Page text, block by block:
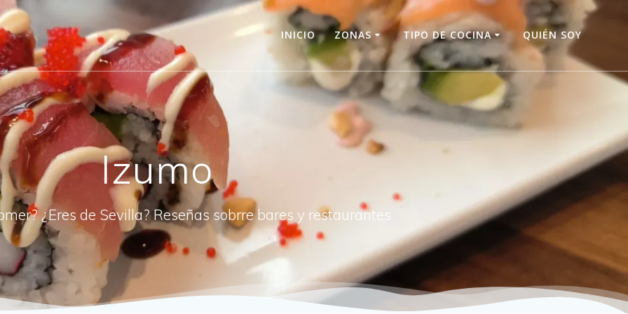
INICIO ZONAS TIPO DE COCINA QUIÉN SOY
Izumo
¿Eres de Sevilla? Reseñas sobrre bares y restaurantes